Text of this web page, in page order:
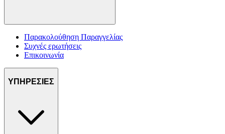
Παρακολούθηση Παραγγελίας
Συχνές ερωτήσεις
Επικοινωνία
ΥΠΗΡΕΣΙΕΣ